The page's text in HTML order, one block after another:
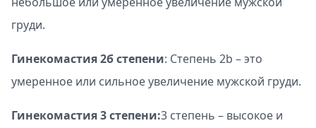
груди.
Гинекомастия 2б степени: Степень 2b – это
умеренное или сильное увеличение мужской груди.
Гинекомастия 3 степени:3 степень – высокое и